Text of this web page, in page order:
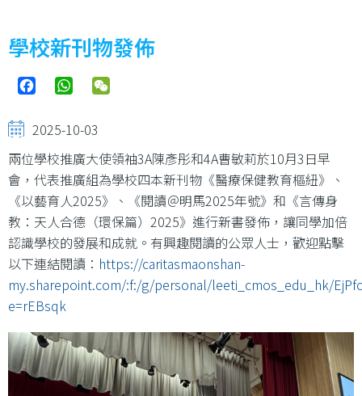
學校新刊物發佈
FacebookWhatsApp
2025-10-03
兩位學校推廣大使領袖3A陳彥彤和4A曹敏莉於10月3日早
會，代表推廣組為學校四本新刊物《醫療保健教育樞紐》、
《以藝育人2025》、《閱讀＠明馬2025年號》和《言傳身
教：天人合德（環保篇）2025》進行新書發佈，讓同學加倍
認識學校的發展和成就。有興趣閱讀的公眾人士，歡迎點擊
以下連結閱讀： https://caritasmaonshan-
my.sharepoint.com/:f:/g/personal/leeti_cmos_edu_hk/
e=rEBsqk